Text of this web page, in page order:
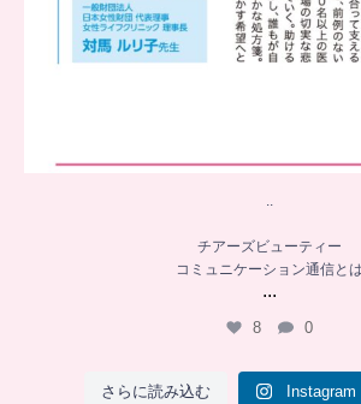
..
チアーズビューティー
コミュニケーション通信とは
...
8 0
さらに読み込む